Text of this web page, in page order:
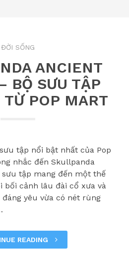
ĐỜI SỐNG
ANCIENT
BỘ SƯU TẬP
TỪ POP MART
tập nổi bật nhất của Pop
nhắc đến Skullpanda
tập mang đến một thế
bối cảnh lâu đài cổ xưa và
yêu vừa có nét rùng
READING